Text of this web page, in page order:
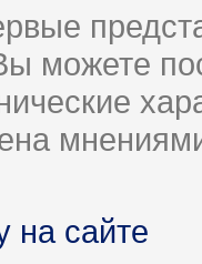
можете
на сайте